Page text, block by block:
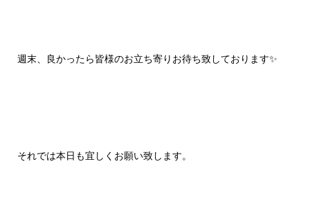
週末、良かったら皆様のお立ち寄りお待ち致しております✨
それでは本日も宜しくお願い致します。